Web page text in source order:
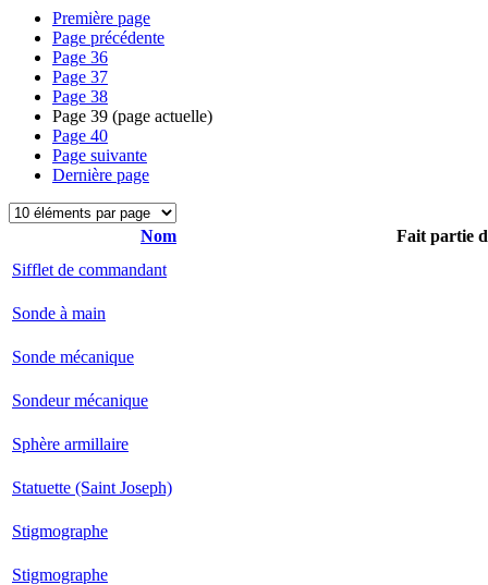
Première page
Page précédente
Page 36
Page 37
Page 38
Page 39 (page actuelle)
Page 40
Page suivante
Dernière page
Nom
Fait partie
Sifflet de commandant
Sonde à main
Sonde mécanique
Sondeur mécanique
Sphère armillaire
Statuette (Saint Joseph)
Stigmographe
Stigmographe